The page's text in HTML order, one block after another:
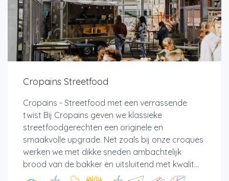
Cropains Streetfood
Cropains - Streetfood met een verrassende
twist Bij Cropains geven we klassieke
streetfoodgerechten een originele en
smaakvolle upgrade. Net zoals bij onze croques
werken we met dikke sneden ambachtelijk
brood van de bakker en uitsluitend met kwalit...